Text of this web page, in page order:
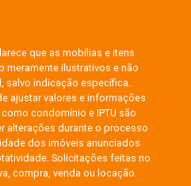
que as mobílias e itens
meramente ilustrativos e não
salvo indicação específica.
ajustar valores e informações
condomínio e IPTU são
alterações durante o processo
dos imóveis anunciados
Solicitações feitas no
compra, venda ou locação.